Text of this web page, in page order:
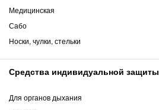
Медицинская
Сабо
Носки, чулки, стельки
Средства индивидуальной защиты
Для органов дыхания